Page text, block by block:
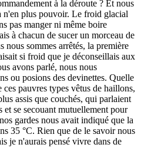
à la déroute ? Et nous
n'en plus pouvoir. Le froid glacial
pas manger ni même boire
à chacun de sucer un morceau de
nous sommes arrêtés, la première
si froid que je déconseillais aux
avons parlé, nous nous
ou posions des devinettes. Quelle
pauvres types vêtus de haillons,
assis que couchés, qui parlaient
et se secouant mutuellement pour
gardes nous avait indiqué que la
35 °C. Rien que de le savoir nous
je n'aurais pensé vivre dans de